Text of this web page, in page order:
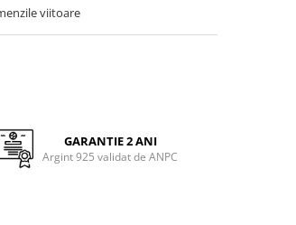
viitoare
GARANTIE 2 ANI
Argint 925 validat de ANPC